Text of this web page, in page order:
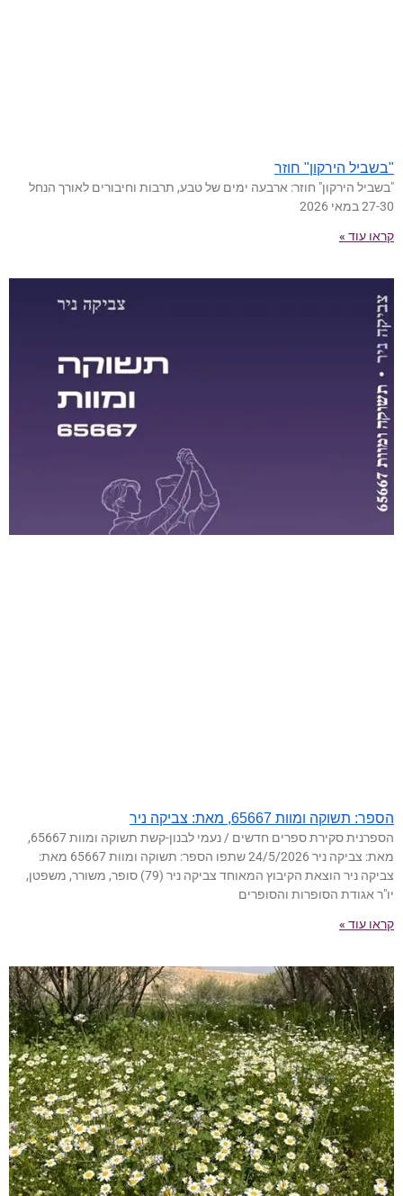
"בשביל הירקון" חוזר
"בשביל הירקון" חוזר: ארבעה ימים של טבע, תרבות וחיבורים לאורך הנחל
27-30 במאי 2026
קראו עוד »
הספר: תשוקה ומוות 65667, מאת: צביקה ניר
הספרנית סקירת ספרים חדשים / נעמי לבנון-קשת תשוקה ומוות 65667,
מאת: צביקה ניר 24/5/2026 שתפו הספר: תשוקה ומוות 65667 מאת:
צביקה ניר הוצאת הקיבוץ המאוחד צביקה ניר (79) סופר, משורר, משפטן,
יו"ר אגודת הסופרות והסופרים
קראו עוד »